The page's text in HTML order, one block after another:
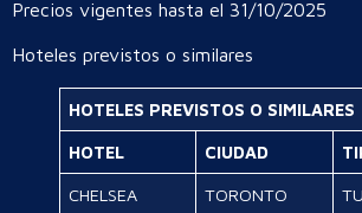
Precios vigentes hasta el 31/10/2025
Hoteles previstos o similares
HOTELES PREVISTOS O SIMILARES
HOTEL CIUDAD
CHELSEA TORONTO